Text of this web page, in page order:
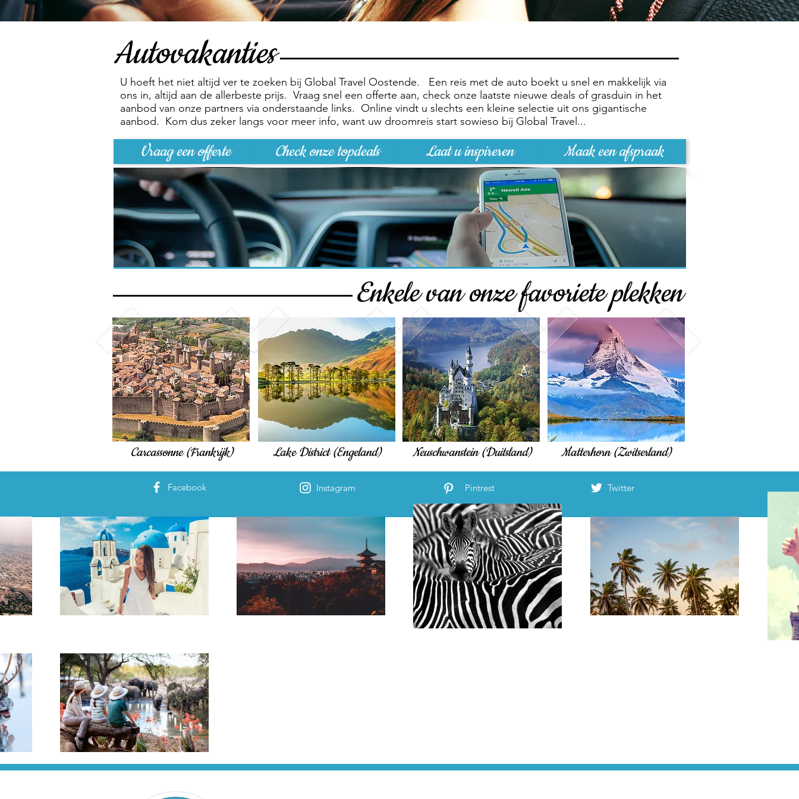
Autovakanties
U hoeft het niet altijd ver te zoeken bij Global Travel Oostende. Een reis met de auto boekt u snel en makkelijk via
ons in, altijd aan de allerbeste prijs. Vraag snel een offerte aan, check onze laatste nieuwe deals of grasduin in het
aanbod van onze partners via onderstaande links. Online vindt u slechts een kleine selectie uit ons gigantische
aanbod. Kom dus zeker langs voor meer info, want uw droomreis start sowieso bij Global Travel...
Vraag een offerte Check onze topdeals Laat u inspireren Maak een afspraak
Enkele van onze favoriete plekken
Carcassonne (Frankrijk) Lake District (Engeland) Neuschwanstein (Duitsland) Matterhorn (Zwitserland)
Facebook Instagram Pintrest Twitter